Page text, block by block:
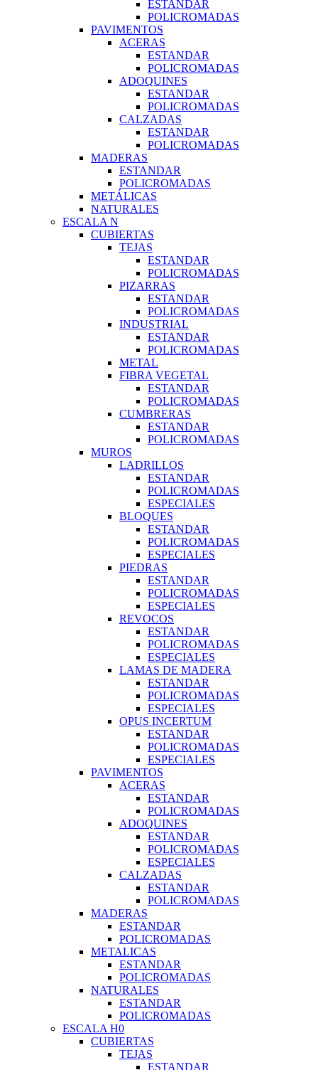
ESTANDAR
POLICROMADAS
PAVIMENTOS
ACERAS
ESTANDAR
POLICROMADAS
ADOQUINES
ESTANDAR
POLICROMADAS
CALZADAS
ESTANDAR
POLICROMADAS
MADERAS
ESTANDAR
POLICROMADAS
METÁLICAS
NATURALES
ESCALA N
CUBIERTAS
TEJAS
ESTANDAR
POLICROMADAS
PIZARRAS
ESTANDAR
POLICROMADAS
INDUSTRIAL
ESTANDAR
POLICROMADAS
METAL
FIBRA VEGETAL
ESTANDAR
POLICROMADAS
CUMBRERAS
ESTANDAR
POLICROMADAS
MUROS
LADRILLOS
ESTANDAR
POLICROMADAS
ESPECIALES
BLOQUES
ESTANDAR
POLICROMADAS
ESPECIALES
PIEDRAS
ESTANDAR
POLICROMADAS
ESPECIALES
REVOCOS
ESTANDAR
POLICROMADAS
ESPECIALES
LAMAS DE MADERA
ESTANDAR
POLICROMADAS
ESPECIALES
OPUS INCERTUM
ESTANDAR
POLICROMADAS
ESPECIALES
PAVIMENTOS
ACERAS
ESTANDAR
POLICROMADAS
ADOQUINES
ESTANDAR
POLICROMADAS
ESPECIALES
CALZADAS
ESTANDAR
POLICROMADAS
MADERAS
ESTANDAR
POLICROMADAS
METALICAS
ESTANDAR
POLICROMADAS
NATURALES
ESTANDAR
POLICROMADAS
ESCALA H0
CUBIERTAS
TEJAS
ESTANDAR